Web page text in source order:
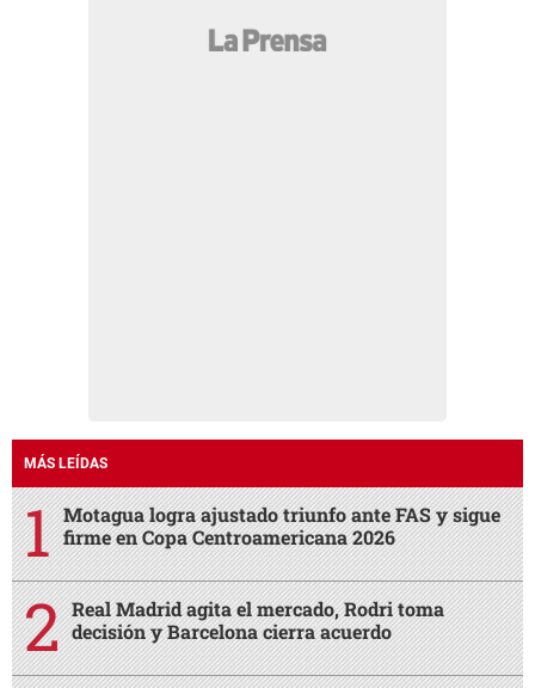
MÁS LEÍDAS
Motagua logra ajustado triunfo ante FAS y sigue
firme en Copa Centroamericana 2026
Real Madrid agita el mercado, Rodri toma
decisión y Barcelona cierra acuerdo